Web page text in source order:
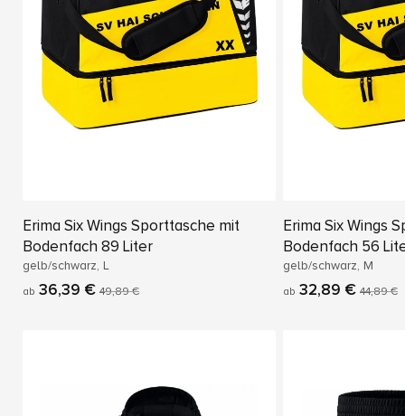
Erima Six Wings Sporttasche mit
Bodenfach 89 Liter
gelb/schwarz, L
ab 36,39 € 49,89 €
Erima Six Wings
Bodenfach 56
gelb/schwarz, M
ab 32,89 € 44,89 €